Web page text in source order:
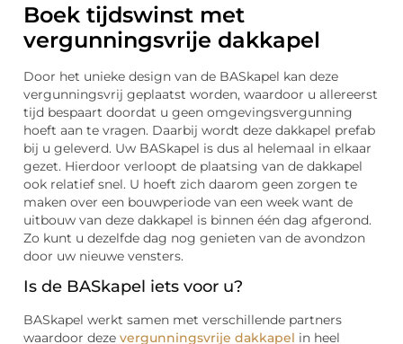
Boek tijdswinst met
vergunningsvrije dakkapel
Door het unieke design van de BASkapel kan deze
vergunningsvrij geplaatst worden, waardoor u allereerst
tijd bespaart doordat u geen omgevingsvergunning
hoeft aan te vragen. Daarbij wordt deze dakkapel prefab
bij u geleverd. Uw BASkapel is dus al helemaal in elkaar
gezet. Hierdoor verloopt de plaatsing van de dakkapel
ook relatief snel. U hoeft zich daarom geen zorgen te
maken over een bouwperiode van een week want de
uitbouw van deze dakkapel is binnen één dag afgerond.
Zo kunt u dezelfde dag nog genieten van de avondzon
door uw nieuwe vensters.
Is de BASkapel iets voor u?
BASkapel werkt samen met verschillende partners
waardoor deze vergunningsvrije dakkapel in heel